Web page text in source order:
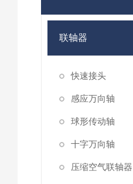
联轴器
快速接头
感应万向轴
球形传动轴
十字万向轴
压缩空气联轴器